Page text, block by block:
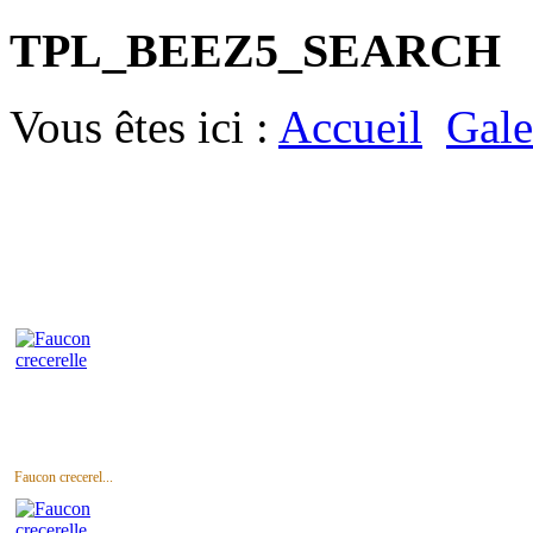
TPL_BEEZ5_SEARCH
Vous êtes ici : Accueil
Faucon crecerel...